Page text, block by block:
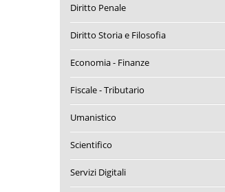
Diritto Penale
Diritto Storia e Filosofia
Economia - Finanze
Fiscale - Tributario
Umanistico
Scientifico
Servizi Digitali